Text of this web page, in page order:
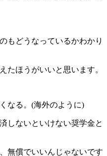
もどうなっているかわかり
たほうがいいと思います。
なる。(海外のように)
しないといけない奨学金と
無償でいいんじゃないです